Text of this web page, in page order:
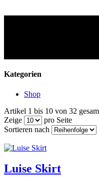
Kategorien
Shop
Artikel 1 bis 10 von 32
Zeige
pro Seite
Sortieren nach
Luise Skirt